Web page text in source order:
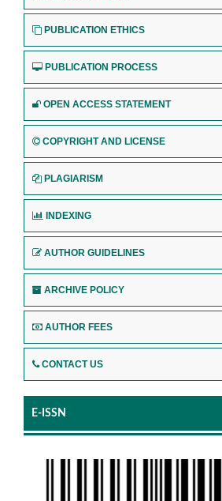
PUBLICATION ETHICS
PUBLICATION PROCESS
OPEN ACCESS STATEMENT
COPYRIGHT AND LICENSE
PLAGIARISM
INDEXING
AUTHOR GUIDELINES
ARCHIVE POLICY
AUTHOR FEES
CONTACT US
E-ISSN